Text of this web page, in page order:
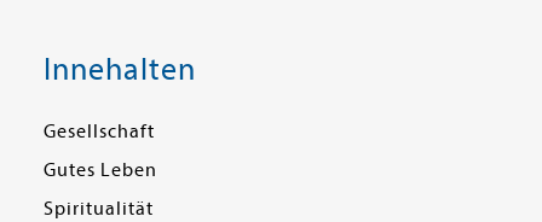
Innehalten
Gesellschaft
Gutes Leben
Spiritualität